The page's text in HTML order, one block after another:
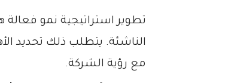
تطوير استراتيجية نمو
الناشئة. يتطلب ذلك تحديد
مع رؤية الشركة.